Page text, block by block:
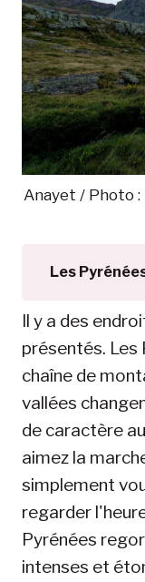
Anayet / Photo :
Les
Il y a des
présentés. Les
chaîne de
vallées
de caractère
aimez la
simplement
regarder
Pyrénées
intenses et